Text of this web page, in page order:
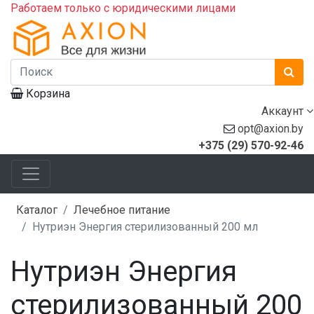
Работаем только с юридическими лицами
Корзина
Аккаунт
opt@axion.by
+375 (29) 570-92-46
Каталог
Лечебное питание
Нутриэн Энергия стерилизованный 200 мл
Нутриэн Энергия
стерилизованный 200